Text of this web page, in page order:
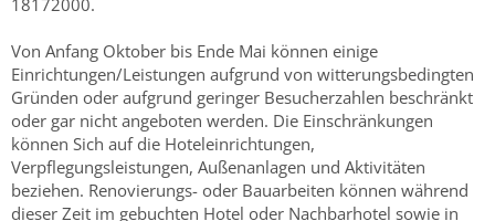
Von Anfang Oktober bis Ende Mai können einige
Einrichtungen/Leistungen aufgrund von witterungsbedingten
Gründen oder aufgrund geringer Besucherzahlen beschränkt
oder gar nicht angeboten werden. Die Einschränkungen
können Sich auf die Hoteleinrichtungen,
Verpflegungsleistungen, Außenanlagen und Aktivitäten
beziehen. Renovierungs- oder Bauarbeiten können während
dieser Zeit im gebuchten Hotel oder Nachbarhotel sowie in